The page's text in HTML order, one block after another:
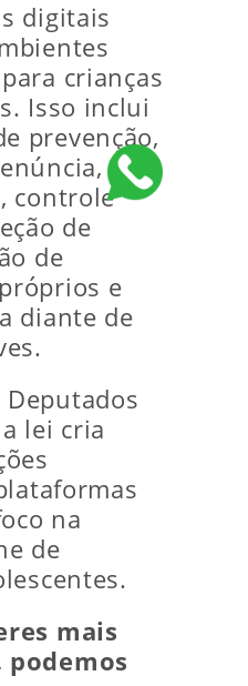
digitais
crianças
Isso inclui
prevenção,
controle
de
de
e
diante de
Deputados
lei cria
na
de
mais